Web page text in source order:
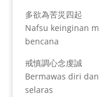
多欲為苦災四起
Nafsu keinginan
bencana
戒慎調心念虔誠
Bermawas diri
selaras